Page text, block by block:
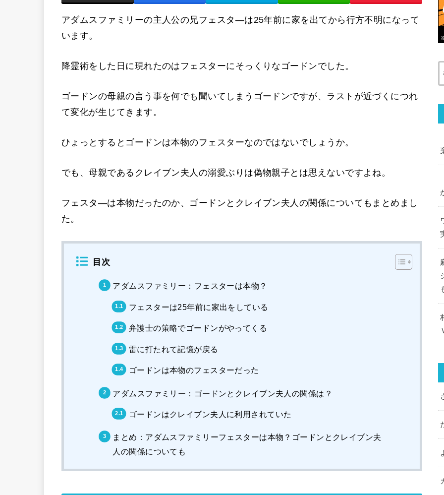
アダムスファミリーの主人公の兄フェスタ―は25年前に家を出てから行方不明になって
います。
降霊術をした日に現れたのはフェスターにそっくりなゴードンでした。
ゴードンの母親の言う事を何でも聞いてしまうゴードンですが、ラストが近づくにつれ
て変化が生じてきます。
ひょっとするとゴードンは本物のフェスターなのではないでしょうか。
でも、母親であるクレイブン夫人の溺愛ぶりは偽物親子とは思えないですよね。
フェスタ―は本物だったのか、ゴードンとクレイブン夫人の関係についてもまとめまし
た。
目次
アダムスファミリー：フェスターは本物？
フェスターは25年前に家出をしている
弁護士の策略でゴードンがやってくる
雷に打たれて記憶が戻る
ゴードンは本物のフェスターだった
アダムスファミリー：ゴードンとクレイブン夫人の関係は？
ゴードンはクレイブン夫人に利用されていた
まとめ：アダムスファミリーフェスターは本物？ゴードンとクレイブン夫
人の関係についても